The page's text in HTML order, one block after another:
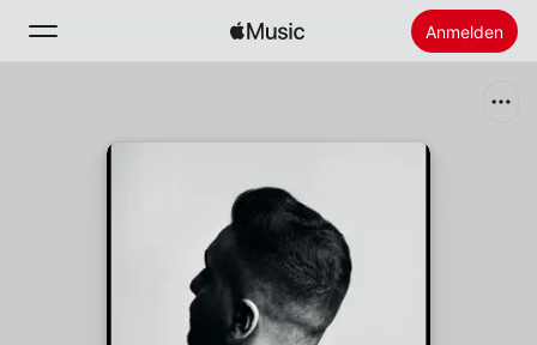
Anmelden
Apple Music installieren